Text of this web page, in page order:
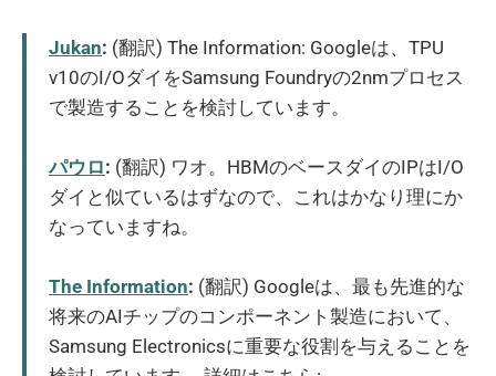
Jukan: (翻訳) The Information: Googleは、TPU
v10のI/OダイをSamsung Foundryの2nmプロセス
で製造することを検討しています。
パウロ: (翻訳) ワオ。HBMのベースダイのIPはI/O
ダイと似ているはずなので、これはかなり理にか
なっていますね。
The Information: (翻訳) Googleは、最も先進的な
将来のAIチップのコンポーネント製造において、
Samsung Electronicsに重要な役割を与えることを